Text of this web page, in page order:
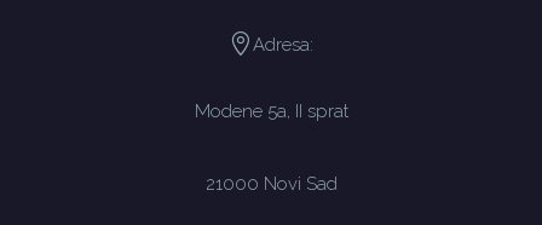
Adresa:
Modene 5a, II sprat
21000 Novi Sad